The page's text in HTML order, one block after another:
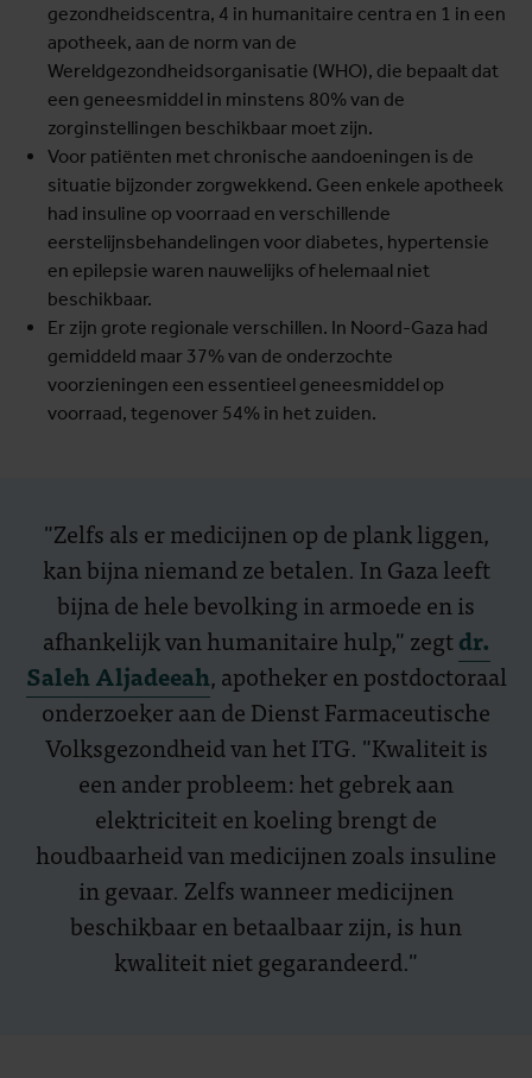
gezondheidscentra, 4 in humanitaire centra en 1 in een
apotheek, aan de norm van de
Wereldgezondheidsorganisatie (WHO), die bepaalt dat
een geneesmiddel in minstens 80% van de
zorginstellingen beschikbaar moet zijn.
Voor patiënten met chronische aandoeningen is de
situatie bijzonder zorgwekkend. Geen enkele apotheek
had insuline op voorraad en verschillende
eerstelijnsbehandelingen voor diabetes, hypertensie
en epilepsie waren nauwelijks of helemaal niet
beschikbaar.
Er zijn grote regionale verschillen. In Noord-Gaza had
gemiddeld maar 37% van de onderzochte
voorzieningen een essentieel geneesmiddel op
voorraad, tegenover 54% in het zuiden.
"Zelfs als er medicijnen op de plank liggen,
kan bijna niemand ze betalen. In Gaza leeft
bijna de hele bevolking in armoede en is
afhankelijk van humanitaire hulp," zegtdr.
Saleh Aljadeeah, apotheker en postdoctoraal
onderzoeker aan de Dienst Farmaceutische
Volksgezondheid van het ITG. "Kwaliteit is
een ander probleem: het gebrek aan
elektriciteit en koeling brengt de
houdbaarheid van medicijnen zoals insuline
in gevaar. Zelfs wanneer medicijnen
beschikbaar en betaalbaar zijn, is hun
kwaliteit niet gegarandeerd."